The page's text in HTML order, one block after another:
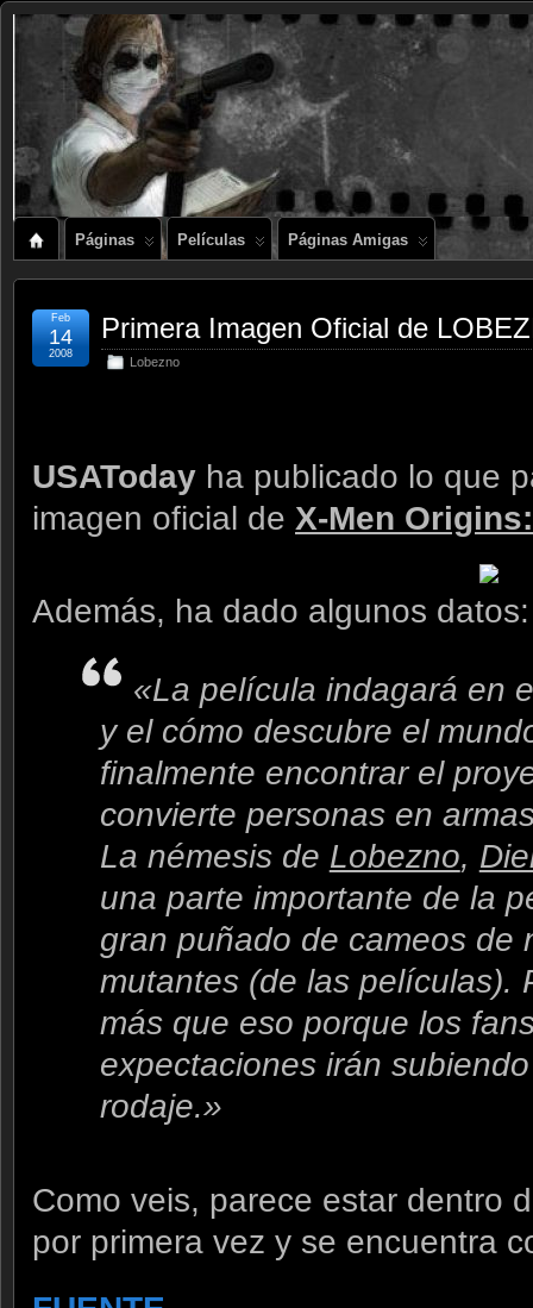
Páginas Películas Páginas Amigas
Primera Imagen Oficial de
Lobezno
Feb
14
2008
USAToday ha publicado lo que
imagen oficial de X-Men
Además, ha dado algunos datos:
«La película indagará en
y el cómo descubre el
finalmente encontrar el
convierte personas en
La némesis de Lobezno,
una parte importante de la
gran puñado de cameos de
mutantes (de las películas).
más que eso porque los
expectaciones irán
rodaje.»
Como veis, parece estar dentro
por primera vez y se encuentra